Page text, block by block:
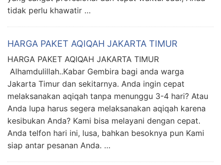
tidak perlu khawatir …
HARGA PAKET AQIQAH JAKARTA TIMUR
HARGA PAKET AQIQAH JAKARTA TIMUR
Alhamdulillah..Kabar Gembira bagi anda warga
Jakarta Timur dan sekitarnya. Anda ingin cepat
melaksanakan aqiqah tanpa menunggu 3-4 hari? Atau
Anda lupa harus segera melaksanakan aqiqah karena
kesibukan Anda? Kami bisa melayani dengan cepat.
Anda telfon hari ini, lusa, bahkan besoknya pun Kami
siap antar pesanan Anda. …